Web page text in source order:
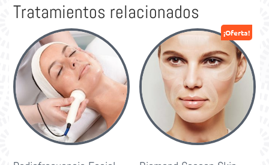
Tratamientos relacionados
¡Oferta!